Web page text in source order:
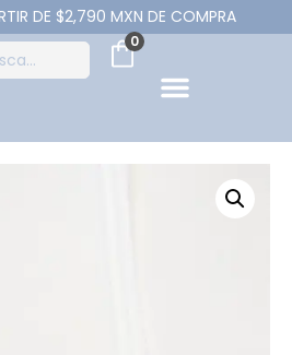
DE $2,790 MXN DE COMPRA
0